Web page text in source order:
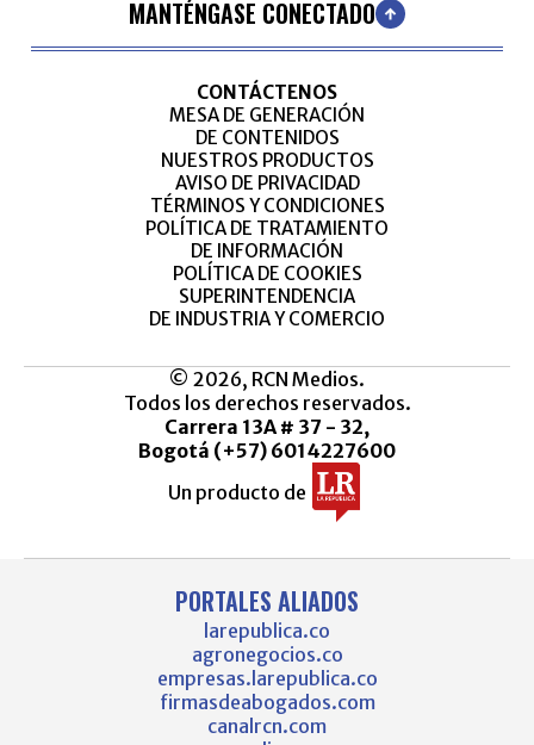
MANTÉNGASE CONECTADO
CONTÁCTENOS
MESA DE GENERACIÓN
DE CONTENIDOS
NUESTROS PRODUCTOS
AVISO DE PRIVACIDAD
TÉRMINOS Y CONDICIONES
POLÍTICA DE TRATAMIENTO
DE INFORMACIÓN
POLÍTICA DE COOKIES
SUPERINTENDENCIA
DE INDUSTRIA Y COMERCIO
© 2026, RCN Medios.
Todos los derechos reservados.
Carrera 13A # 37 - 32,
Bogotá (+57) 6014227600
Un producto de
PORTALES ALIADOS
larepublica.co
agronegocios.co
empresas.larepublica.co
firmasdeabogados.com
canalrcn.com